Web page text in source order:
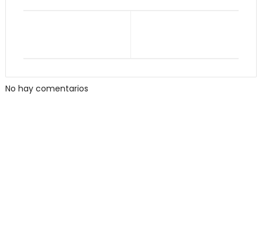
No hay comentarios